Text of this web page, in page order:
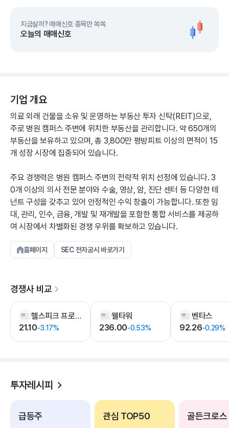
지금살까? 매매신호 종목만 쏙쏙
오늘의 매매신호
기업 개요
의료 외래 건물을 소유 및 운영하는 부동산 투자 신탁(REIT)으로,
주로 병원 캠퍼스 주변에 위치한 부동산을 관리합니다. 약 650개의
부동산을 보유하고 있으며, 총 3,800만 평방피트 이상의 면적이 15
개 성장 시장에 집중되어 있습니다.
주요 경쟁력은 병원 캠퍼스 주변의 전략적 위치 선정에 있습니다. 3
0개 이상의 의사 전문 분야와 수술, 영상, 암, 진단 센터 등 다양한 테
넌트 구성을 갖추고 있어 안정적인 수익 창출이 가능합니다. 또한 임
대, 관리, 인수, 금융, 개발 및 재개발을 포함한 통합 서비스를 제공하
여 시장에서 차별화된 경쟁 우위를 확보하고 있습니다.
홈페이지 SEC 전자공시 바로가기
경쟁사 비교
헬스피크 프로퍼티스
21.10-3.17%
웰타워
236.00-0.53%
벤타스
92.26-0.29%
투자레시피
급등주 관심 TOP50 골든크로스